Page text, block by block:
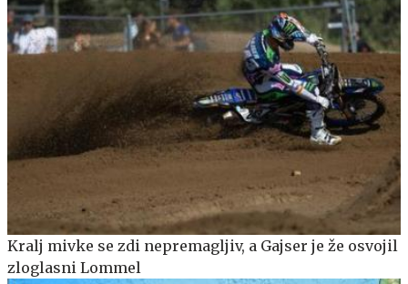
Kralj mivke se zdi nepremagljiv, a Gajser je že osvojil
zloglasni Lommel